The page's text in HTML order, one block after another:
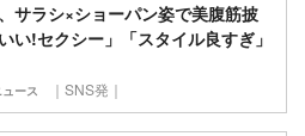
サラシ×ショーパン姿で美腹筋披
い!セクシー」「スタイル良すぎ」
ュース ｜SNS発｜